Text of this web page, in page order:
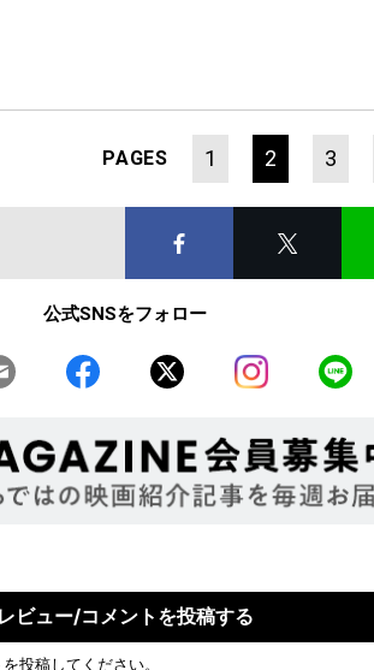
PAGES 1 2 3
公式SNSをフォロー
レビュー/コメントを投稿する
投稿してください。